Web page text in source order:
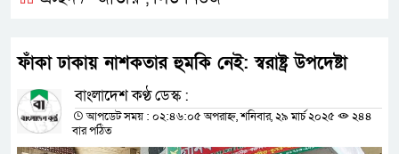
ফাঁকা ঢাকায় নাশকতার হুমকি নেই: স্বরাষ্ট্র উপদেষ্টা
বাংলাদেশ কণ্ঠ ডেস্ক :
আপডেট সময় : ০২:৪৬:০৫ অপরাহ্ন, শনিবার, ২৯ মার্চ ২০২৫
২৪৪
বার পঠিত